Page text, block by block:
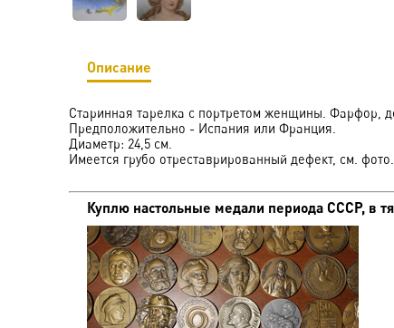
Описание
Старинная тарелка с портретом женщины. Фарфор,
Предположительно - Испания или Франция.
Диаметр: 24,5 см.
Имеется грубо отреставрированный дефект, см. фото.
Куплю настольные медали периода СССР, в